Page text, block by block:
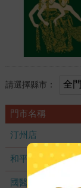
請選擇縣市：
門市名稱
汀州店
和平店
國醫加盟店